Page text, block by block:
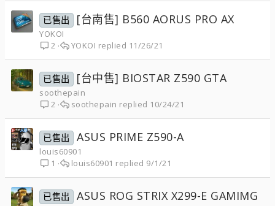
已售出 [台南售] B560 AORUS PRO AX
YOKOI
2
11/26/21
YOKOI
已售出 [台中售] BIOSTAR Z590 GTA
soothepain
2
10/24/21
soothepain
已售出 ASUS PRIME Z590-A
louis60901
1
9/1/21
louis60901
已售出
ASUS ROG STRIX X299-E GAMIMG